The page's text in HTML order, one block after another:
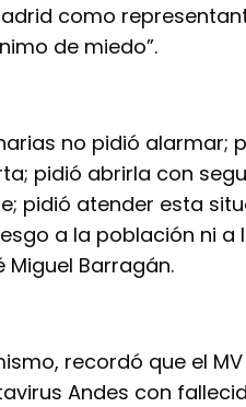
como
de miedo”.
no pidió alarmar;
pidió abrirla con
pidió atender esta
a la población ni
Miguel Barragán.
recordó que el
Andes con